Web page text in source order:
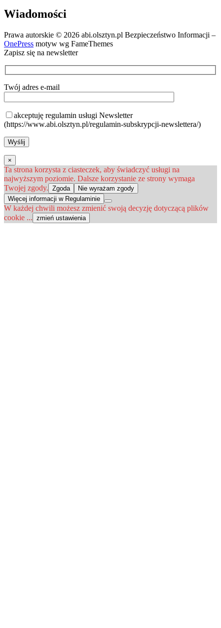
Wiadomości
Prawa autorskie © 2026 abi.olsztyn.pl Bezpieczeństwo Informacji –
OnePress motyw wg FameThemes
Zapisz się na newsletter
Twój adres e-mail
akceptuję regulamin usługi Newsletter
(https://www.abi.olsztyn.pl/regulamin-subskrypcji-newslettera/)
×
Ta strona korzysta z ciasteczek, aby świadczyć usługi na
najwyższym poziomie. Dalsze korzystanie ze strony wymaga
Twojej zgody. Zgoda
Nie wyrażam zgody
Więcej informacji w Regulaminie
W każdej chwili możesz zmienić swoją decyzję dotyczącą plików
cookie ... zmień ustawienia